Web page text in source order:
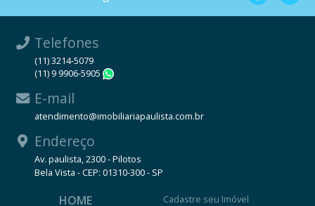
Telefones
(11) 3214-5079
(11) 9 9906-5905
E-mail
atendimento@imobiliariapaulista.com.br
Endereço
Av. paulista, 2300 - Pilotos
Bela Vista - CEP: 01310-300 - SP
HOME Cadastre seu Imóvel